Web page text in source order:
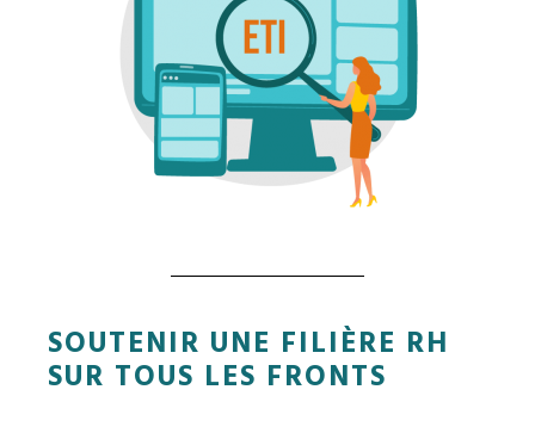
SOUTENIR UNE FILIÈRE RH
SUR TOUS LES FRONTS